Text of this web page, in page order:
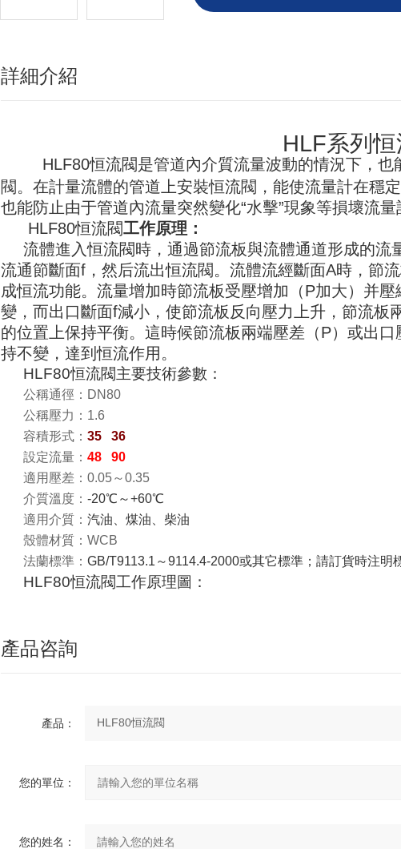
詳細介紹
HLF系列
HLF80恒流閥是管道內介質流量波動的情況下，
閥。在計量流體的管道上安裝恒流閥，能使流量計在穩
也能防止由于管道內流量突然變化“水擊”現象等損壞流量
HLF80恒流閥工作原理：
流體進入恒流閥時，通過節流板與流體通道形成的流
流通節斷面f ，然后流出恒流閥。流體流經斷面A時，節
成恒流功能。流量增加時節流板受壓增加（P加大）并壓
變，而出口斷面f減小，使節流板反向壓力上升，節流板
的位置上保持平衡。這時候節流板兩端壓差（P）或出
持不變，達到恒流作用。
HLF80恒流閥主要技術參數：
公稱通徑： DN80
公稱壓力： 1.6
容積形式： 35
36
設定流量： 48 90
適用壓差： 0.05～0.35
介質溫度： -20℃ ～+60℃
適用介質： 汽油、煤油、柴油
殼體材質： WCB
法蘭標準： GB/T9113.1 ～9114.4-2000或其它標準；請訂貨時注明
HLF80恒流閥工作原理圖：
產品咨詢
產品：
您的單位：
您的姓名：